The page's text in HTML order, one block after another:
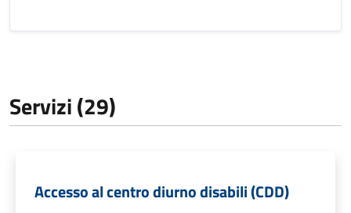
Servizi (29)
Accesso al centro diurno disabili (CDD)